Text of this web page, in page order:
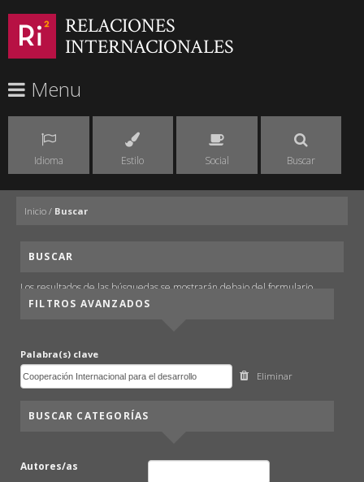
RELACIONES
INTERNACIONALES
Menu
Idioma Estilo Social Buscar
Inicio / Buscar
BUSCAR
Los resultados de las búsquedas se mostrarán debajo del formulario.
FILTROS AVANZADOS
Palabra(s) clave
Eliminar
BUSCAR CATEGORÍAS
Autores/as